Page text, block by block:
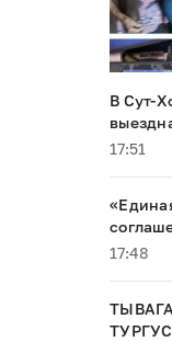
В Сут-
17:51
между
17:48